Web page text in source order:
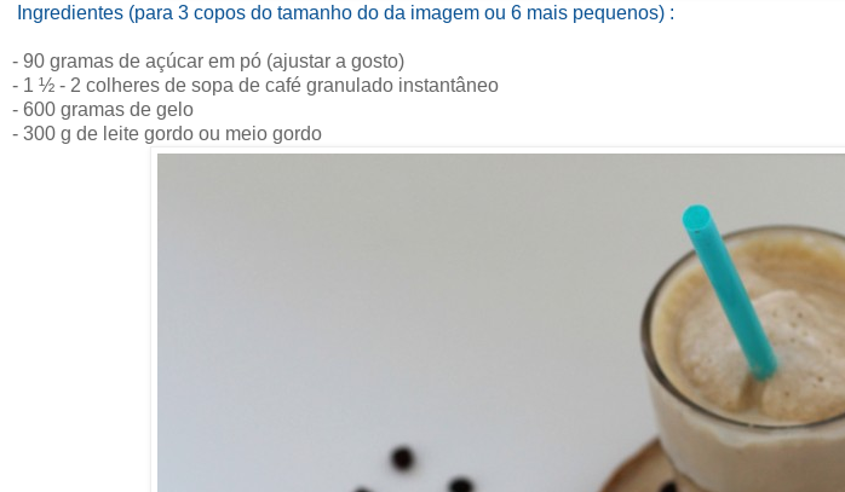
Ingredientes (para 3 copos do tamanho do da imagem ou 6 mais pequenos) :
- 90 gramas de açúcar em pó (ajustar a gosto)
- 1 ½ - 2 colheres de sopa de café granulado instantâneo
- 600 gramas de gelo
- 300 g de leite gordo ou meio gordo